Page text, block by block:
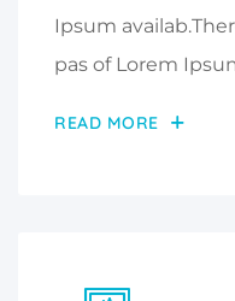
Ipsum
pas of Lorem
READ MORE